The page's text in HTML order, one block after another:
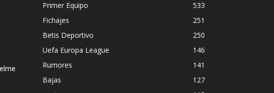
Primer Equipo
533
Fichajes
251
Betis Deportivo
250
Uefa Europa League
146
Rumores
141
Bajas
127